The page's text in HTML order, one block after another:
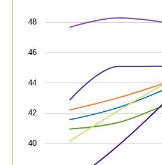
Line chart with 7 lines.
View as data table, Chart
The chart has 1 X axis
The chart has 1 Y axis
40
42
44
46
48